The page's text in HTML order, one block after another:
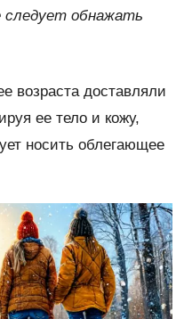
обнажать
возраста доставляли
ее тело и кожу,
носить облегающее